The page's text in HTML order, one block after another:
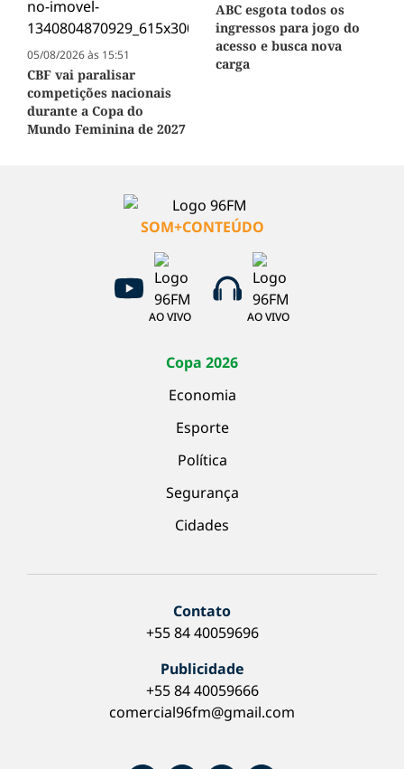
05/08/2026 às 15:51
CBF vai paralisar
competições nacionais
durante a Copa do
Mundo Feminina de 2027
ABC esgota todos os
ingressos para jogo do
acesso e busca nova
carga
SOM+CONTEÚDO
AO VIVO AO VIVO
Copa 2026
Economia
Esporte
Política
Segurança
Cidades
Contato
+55 84 40059696
Publicidade
+55 84 40059666
comercial96fm@gmail.com